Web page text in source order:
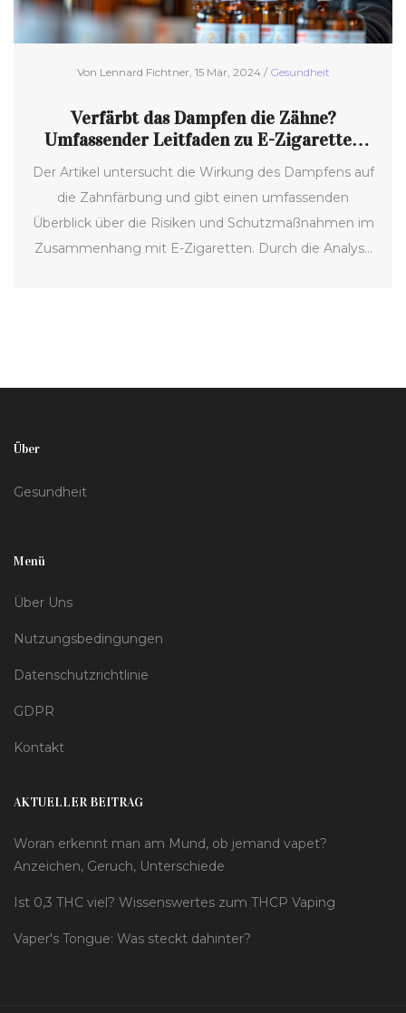
Von Lennard Fichtner, 15 Mär, 2024 / Gesundheit
Verfärbt das Dampfen die Zähne?
Umfassender Leitfaden zu E-Zigaretten
und Mundgesundheit
Der Artikel untersucht die Wirkung des Dampfens auf
die Zahnfärbung und gibt einen umfassenden
Überblick über die Risiken und Schutzmaßnahmen im
Zusammenhang mit E-Zigaretten. Durch die Analyse
Über
Gesundheit
Menü
Über Uns
Nutzungsbedingungen
Datenschutzrichtlinie
GDPR
Kontakt
AKTUELLER BEITRAG
Woran erkennt man am Mund, ob jemand vapet?
Anzeichen, Geruch, Unterschiede
Ist 0,3 THC viel? Wissenswertes zum THCP Vaping
Vaper's Tongue: Was steckt dahinter?